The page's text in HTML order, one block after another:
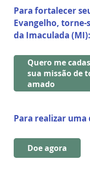
Para fortalecer
Evangelho,
da Imaculada (MI):
Quero me
sua missão de
amado
Para realizar uma
Doe agora